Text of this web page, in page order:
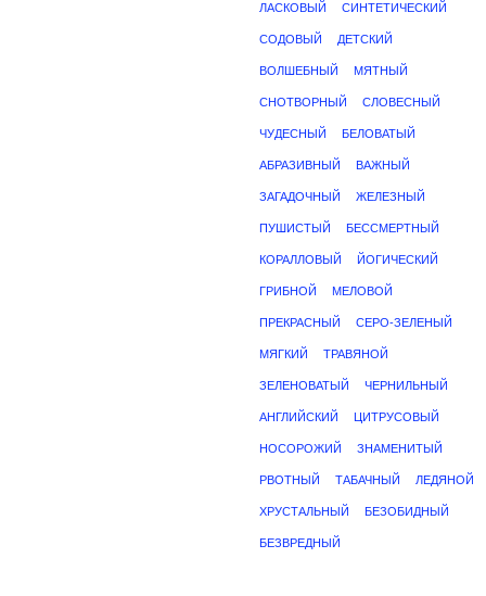
ЛАСКОВЫЙ СИНТЕТИЧЕСКИЙ
СОДОВЫЙ ДЕТСКИЙ
ВОЛШЕБНЫЙ МЯТНЫЙ
СНОТВОРНЫЙ СЛОВЕСНЫЙ
ЧУДЕСНЫЙ БЕЛОВАТЫЙ
АБРАЗИВНЫЙ ВАЖНЫЙ
ЗАГАДОЧНЫЙ ЖЕЛЕЗНЫЙ
ПУШИСТЫЙ БЕССМЕРТНЫЙ
КОРАЛЛОВЫЙ ЙОГИЧЕСКИЙ
ГРИБНОЙ МЕЛОВОЙ
ПРЕКРАСНЫЙ СЕРО-ЗЕЛЕНЫЙ
МЯГКИЙ ТРАВЯНОЙ
ЗЕЛЕНОВАТЫЙ ЧЕРНИЛЬНЫЙ
АНГЛИЙСКИЙ ЦИТРУСОВЫЙ
НОСОРОЖИЙ ЗНАМЕНИТЫЙ
РВОТНЫЙ ТАБАЧНЫЙ ЛЕДЯНОЙ
ХРУСТАЛЬНЫЙ БЕЗОБИДНЫЙ
БЕЗВРЕДНЫЙ